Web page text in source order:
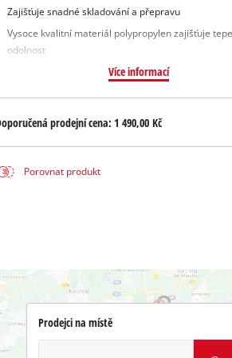
Zajišťuje snadné skladování a přepravu
Vysoce kvalitní materiál polypropylen zajišťuje
odolnost
Více informací
prodejní cena: 1 490,00 Kč
Porovnat produkt
Prodejci na místě